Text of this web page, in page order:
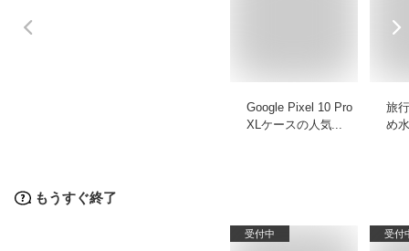
Google Pixel 10 Pro
XLケースの人気商
旅
め
もうすぐ終了
受付中 受付